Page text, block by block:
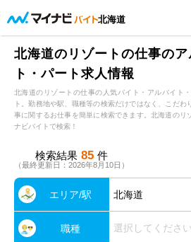
北海道
北海道のリゾートの仕事の
ト・パート求人情報
北海道のリゾートの仕事の人気バイト・アルバイト
ト。勤務地や駅、職種等の検索だけではなく、こだ
事に関するお仕事を簡単に検索できます。北海道のリ
ナビバイトで検索！
検索結果 85 件
（最終更新日：2026年8月10日）
エリア/駅 北海道
職種 選択してください